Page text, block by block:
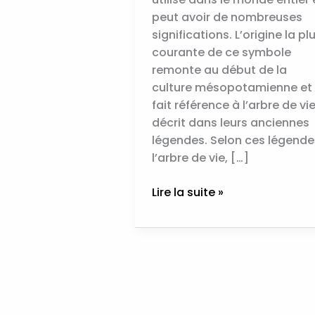
peut avoir de nombreuses
significations. L’origine la
courante de ce symbole
remonte au début de la
culture mésopotamienne et
fait référence à l’arbre de vie
décrit dans leurs anciennes
légendes. Selon ces
l’arbre de vie, […]
Lire la suite »